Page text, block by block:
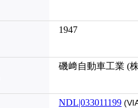
1947
磯﨑自動車工業 (
NDL|033011199